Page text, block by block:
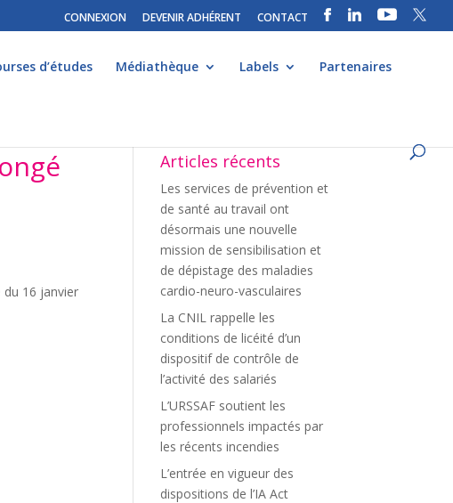
CONNEXION DEVENIR ADHÉRENT CONTACT
d’études Médiathèque Labels Partenaires
du 16 janvier
Articles récents
Les services de prévention et
de santé au travail ont
désormais une nouvelle
mission de sensibilisation et
de dépistage des maladies
cardio-neuro-vasculaires
La CNIL rappelle les
conditions de licéité d’un
dispositif de contrôle de
l’activité des salariés
L’URSSAF soutient les
professionnels impactés par
les récents incendies
L’entrée en vigueur des
dispositions de l’IA Act